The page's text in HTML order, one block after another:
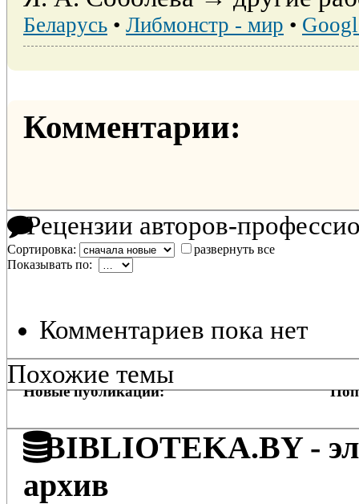
Беларусь • Либмонстр - мир •
Комментарии:
Рецензии авторов-
Сортировка:
развернуть все
Показывать по:
Комментариев пока нет
Похожие темы
Новые публикации:
BIBLIOTEKA.BY -
архив